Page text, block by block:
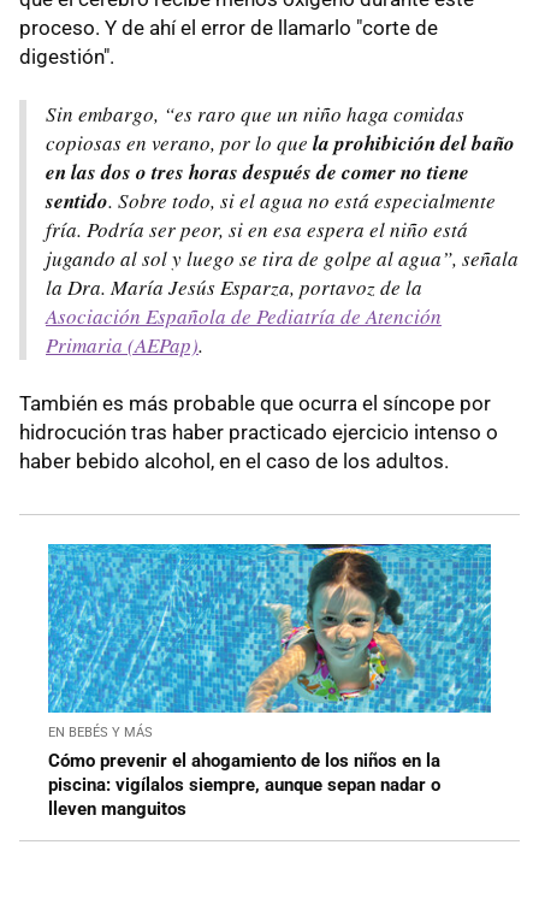
proceso. Y de ahí el error de llamarlo "corte de
digestión".
Sin embargo, “es raro que un niño haga comidas
copiosas en verano, por lo que la prohibición del baño
en las dos o tres horas después de comer no tiene
sentido. Sobre todo, si el agua no está especialmente
fría. Podría ser peor, si en esa espera el niño está
jugando al sol y luego se tira de golpe al agua”, señala
la Dra. María Jesús Esparza, portavoz de la
Asociación Española de Pediatría de Atención
Primaria (AEPap).
También es más probable que ocurra el síncope por
hidrocución tras haber practicado ejercicio intenso o
haber bebido alcohol, en el caso de los adultos.
EN BEBÉS Y MÁS
Cómo prevenir el ahogamiento de los niños en la
piscina: vigílalos siempre, aunque sepan nadar o
lleven manguitos